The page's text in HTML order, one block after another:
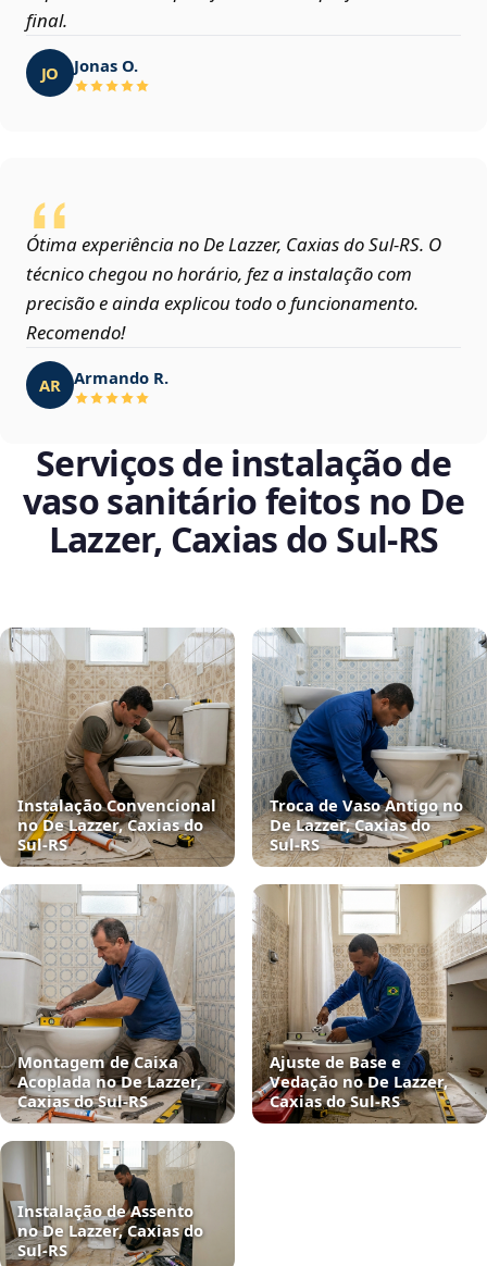
final.
JO Jonas O.
Ótima experiência no De Lazzer, Caxias do Sul‑RS. O
técnico chegou no horário, fez a instalação com
precisão e ainda explicou todo o funcionamento.
Recomendo!
AR Armando R.
Serviços de instalação de
vaso sanitário feitos no De
Lazzer, Caxias do Sul‑RS
Instalação Convencional
no De Lazzer, Caxias do
Sul‑RS
Troca de Vaso Antigo no
De Lazzer, Caxias do
Sul‑RS
Montagem de Caixa
Acoplada no De Lazzer,
Caxias do Sul‑RS
Ajuste de Base e
Vedação no De Lazzer,
Caxias do Sul‑RS
Instalação de Assento
no De Lazzer, Caxias do
Sul‑RS